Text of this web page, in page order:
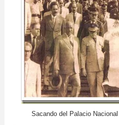
Sacando del Palacio